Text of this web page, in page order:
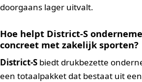
doorgaans lager uitvalt.
Hoe helpt District-S
concreet met zakelijk sporten?
District-S biedt drukbezette
een totaalpakket dat bestaat uit